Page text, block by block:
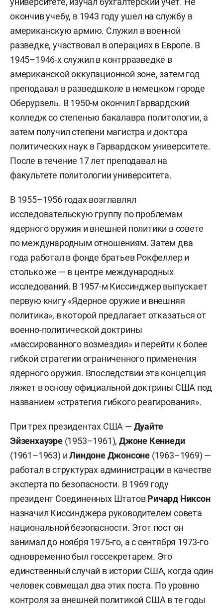
окончив учебу, в 1943 году ушел на службу в
американскую армию. Служил в военной
разведке, участвовал в операциях в Европе. В
1945–1946-х служил в контрразведке в
американской оккупационной зоне, затем год
преподавал в разведшколе в немецком городе
Оберурзель. В 1950-м окончил Гарвардский
колледж со степенью бакалавра политологии, а
затем получил степени магистра и доктора
политических наук в Гарвардском университете.
После в течение 17 лет преподавал на
факультете политологии университета.
В 1955–1956 годах возглавлял
исследовательскую группу по проблемам
ядерного оружия и внешней политики в совете
по международным отношениям. Затем два
года работал в фонде братьев Рокфеллер и
столько же — в центре международных
исследований. В 1957-м Киссинджер выпускает
первую книгу «Ядерное оружие и внешняя
политика», в которой предлагает отказаться от
военно-политической доктрины
«массированного возмездия» и перейти к более
гибкой стратегии ограниченного применения
ядерного оружия. Впоследствии эта концепция
ляжет в основу официальной доктрины США под
названием «стратегия гибкого реагирования».
При трех президентах США — Дуайте
Эйзенхауэре(1953–1961),Джоне Кеннеди
(1961–1963) иЛиндоне Джонсоне (1963–1969) —
работал в структурах администрации в качестве
эксперта по безопасности. В 1969 году
президент Соединенных ШтатовРичард Никсон
назначил Киссинджера руководителем совета
национальной безопасности. Этот пост он
занимал до ноября 1975-го, а с сентября 1973-го
одновременно был госсекретарем. Это
единственный случай в истории США, когда один
человек совмещал два этих поста. По уровню
контроля за внешней политикой США в те годы